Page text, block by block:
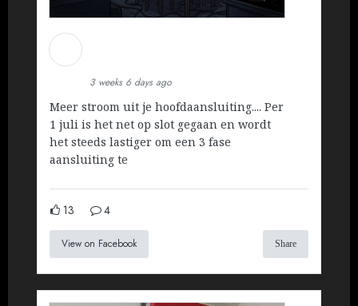
3 weeks 6 days ago
Meer stroom uit je hoofdaansluiting.... Per
1 juli is het net op slot gegaan en wordt
het steeds lastiger om een 3 fase
aansluiting te
13 4
View on Facebook Share